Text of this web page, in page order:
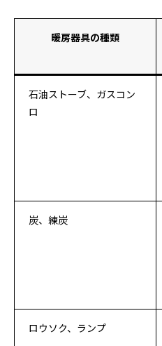
暖房器具の種類
石油ストーブ、ガスコン
ロ
炭、練炭
ロウソク、ランプ